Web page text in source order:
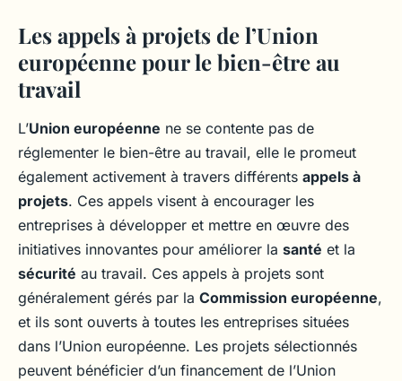
Les appels à projets de l’Union
européenne pour le bien-être au
travail
L’Union européenne ne se contente pas de
réglementer le bien-être au travail, elle le promeut
également activement à travers différents appels à
projets. Ces appels visent à encourager les
entreprises à développer et mettre en œuvre des
initiatives innovantes pour améliorer la santé et la
sécurité au travail. Ces appels à projets sont
généralement gérés par la Commission européenne,
et ils sont ouverts à toutes les entreprises situées
dans l’Union européenne. Les projets sélectionnés
peuvent bénéficier d’un financement de l’Union